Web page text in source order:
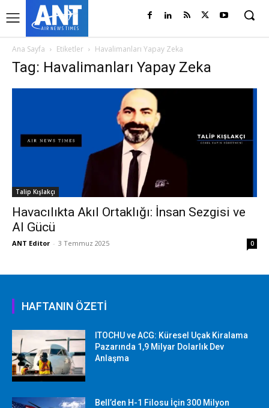
Ana Sayfa Etiketler Havalimanları Yapay Zeka
Tag: Havalimanları Yapay Zeka
Talip Kışlakçı
Havacılıkta Akıl Ortaklığı: İnsan Sezgisi ve
AI Gücü
ANT Editor - 3 Temmuz 2025 0
HAFTANIN ÖZETİ
ITOCHU ve ACG: Küresel Uçak Kiralama
Pazarında 1,9 Milyar Dolarlık Dev
Anlaşma
Bell’den H-1 Filosu İçin 300 Milyon